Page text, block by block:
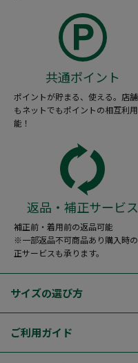
共通ポイント
ポイントが貯まる、使える。店
もネットでもポイントの相互利
能！
返品・補正サービス
補正前・着用前の返品可能
※一部返品不可商品あり購入時
正サービスも承ります。
サイズの選び方
ご利用ガイド